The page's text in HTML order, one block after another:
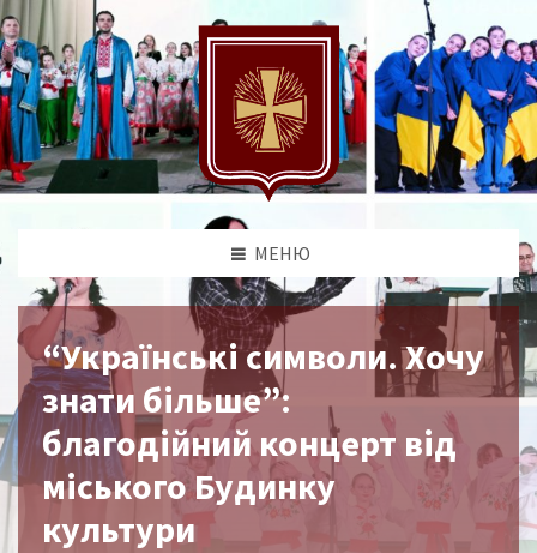
МЕНЮ
“Українські символи. Хочу
знати більше”:
благодійний концерт від
міського Будинку
культури